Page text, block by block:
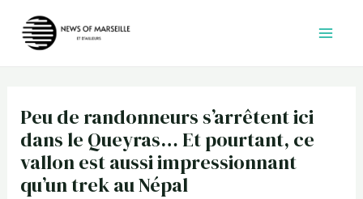
Peu de randonneurs s’arrêtent ici
dans le Queyras… Et pourtant, ce
vallon est aussi impressionnant
qu’un trek au Népal